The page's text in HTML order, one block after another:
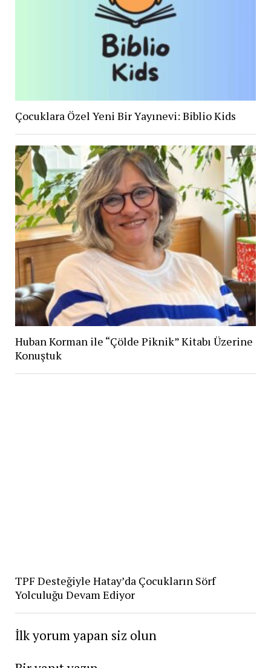
Çocuklara Özel Yeni Bir Yayınevi: Biblio Kids
Huban Korman ile “Çölde Piknik” Kitabı Üzerine
Konuştuk
TPF Desteğiyle Hatay’da Çocukların Sörf
Yolculuğu Devam Ediyor
İlk yorum yapan siz olun